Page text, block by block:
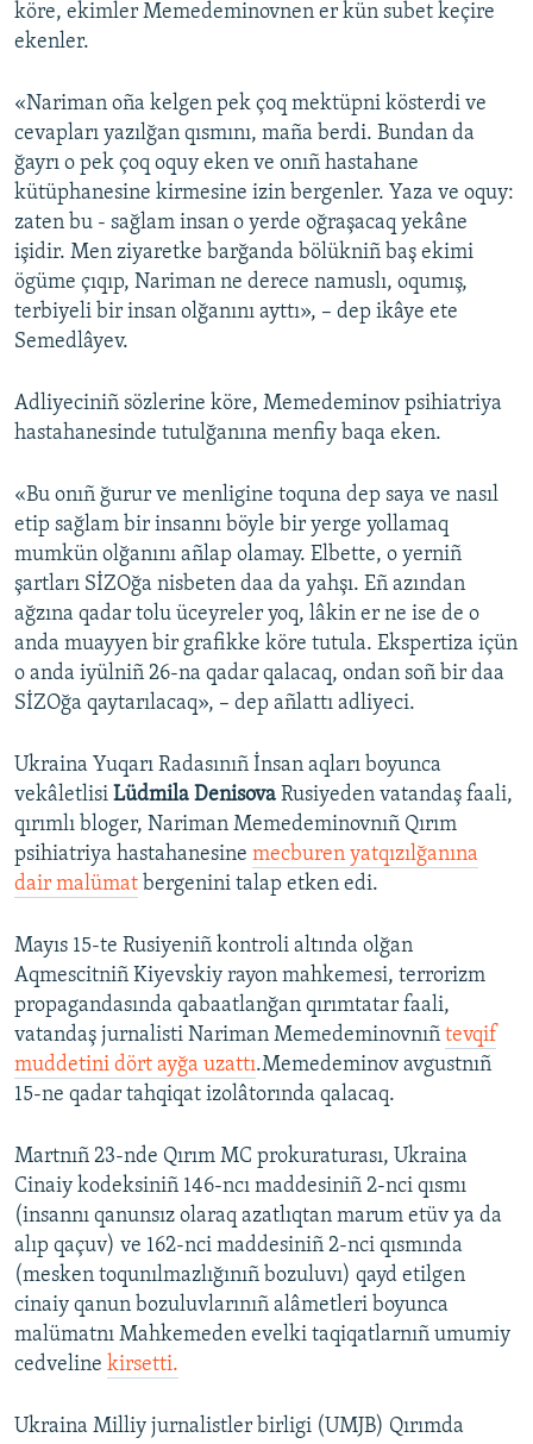
köre, ekimler Memedeminovnen er kün subet keçire
ekenler.
«Nariman oña kelgen pek çoq mektüpni kösterdi ve
cevapları yazılğan qısmını, maña berdi. Bundan da
ğayrı o pek çoq oquy eken ve onıñ hastahane
kütüphanesine kirmesine izin bergenler. Yaza ve oquy:
zaten bu - sağlam insan o yerde oğraşacaq yekâne
işidir. Men ziyaretke barğanda bölükniñ baş ekimi
ögüme çıqıp, Nariman ne derece namuslı, oqumış,
terbiyeli bir insan olğanını ayttı», – dep ikâye ete
Semedlâyev.
Adliyeciniñ sözlerine köre, Memedeminov psihiatriya
hastahanesinde tutulğanına menfiy baqa eken.
«Bu onıñ ğurur ve menligine toquna dep saya ve nasıl
etip sağlam bir insannı böyle bir yerge yollamaq
mumkün olğanını añlap olamay. Elbette, o yerniñ
şartları SİZOğa nisbeten daa da yahşı. Eñ azından
ağzına qadar tolu üceyreler yoq, lâkin er ne ise de o
anda muayyen bir grafikke köre tutula. Ekspertiza içün
o anda iyülniñ 26-na qadar qalacaq, ondan soñ bir daa
SİZOğa qaytarılacaq», – dep añlattı adliyeci.
Ukraina Yuqarı Radasınıñ İnsan aqları boyunca
vekâletlisi Lüdmila Denisova Rusiyeden vatandaş faali,
qırımlı bloger, Nariman Memedeminovnıñ Qırım
psihiatriya hastahanesine mecburen yatqızılğanına
dair malümat bergenini talap etken edi.
Mayıs 15-te Rusiyeniñ kontroli altında olğan
Aqmescitniñ Kiyevskiy rayon mahkemesi, terrorizm
propagandasında qabaatlanğan qırımtatar faali,
vatandaş jurnalisti Nariman Memedeminovnıñ tevqif
muddetini dört ayğa uzattı.Memedeminov avgustnıñ
15-ne qadar tahqiqat izolâtorında qalacaq.
Martnıñ 23-nde Qırım MC prokuraturası, Ukraina
Cinaiy kodeksiniñ 146-ncı maddesiniñ 2-nci qısmı
(insannı qanunsız olaraq azatlıqtan marum etüv ya da
alıp qaçuv) ve 162-nci maddesiniñ 2-nci qısmında
(mesken toqunılmazlığınıñ bozuluvı) qayd etilgen
cinaiy qanun bozuluvlarınıñ alâmetleri boyunca
malümatnı Mahkemeden evelki taqiqatlarnıñ umumiy
cedveline kirsetti.
Ukraina Milliy jurnalistler birligi (UMJB) Qırımda